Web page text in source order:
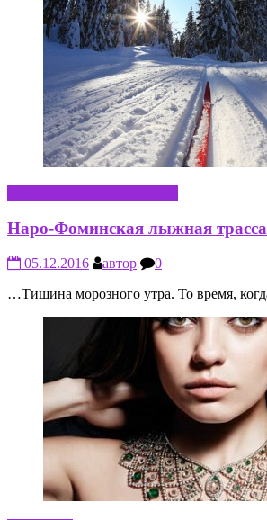
Наро-Фоминская лыжная
05.12.2016 автор
0
…Тишина морозного утра. То время,